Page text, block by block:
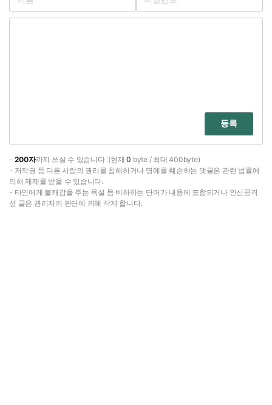
등록
- 200자까지 쓰실 수 있습니다. (현재0 byte / 최대 400byte)
- 저작권 등 다른 사람의 권리를 침해하거나 명예를 훼손하는 댓글은 관련 법률에
의해 제재를 받을 수 있습니다.
- 타인에게 불쾌감을 주는 욕설 등 비하하는 단어가 내용에 포함되거나 인신공격
성 글은 관리자의 판단에 의해 삭제 합니다.